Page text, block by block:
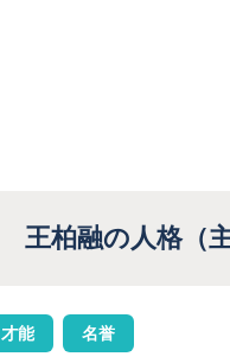
王柏融の人格（
才能 名誉